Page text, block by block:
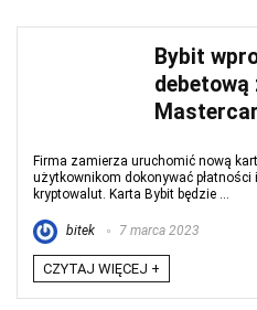
Bybit
debetową
Firma zamierza uruchomić nową
użytkownikom dokonywać płatności
kryptowalut. Karta Bybit będzie ...
bitek 7 marca 2023
CZYTAJ WIĘCEJ +